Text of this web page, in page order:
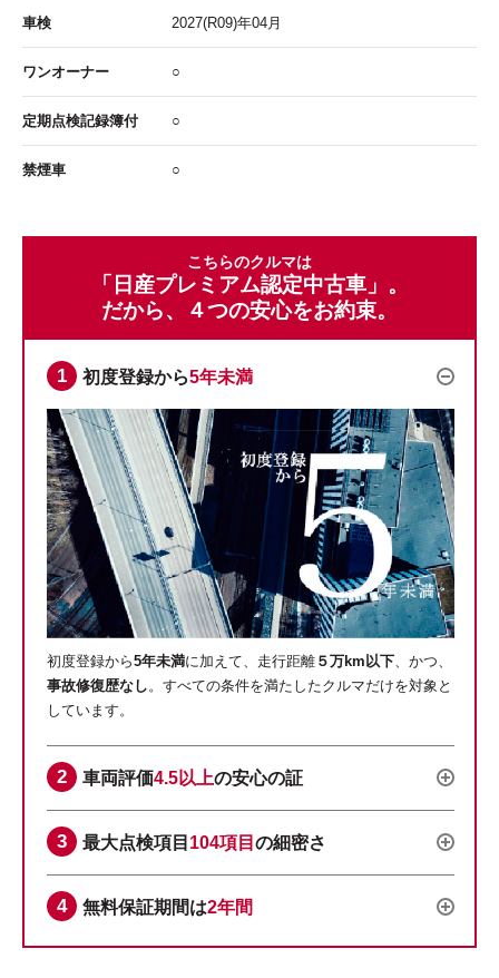
車検 2027(R09)年04 月
ワンオーナー ○
定期点検記録簿付 ○
禁煙車 ○
こちらのクルマは
「日産プレミアム認定中古車」。
だから、４つの安心をお約束。
初度登録から5年未満
初度登録から5年未満に加えて、走行距離 ５万km以下 、かつ、
事故修復歴なし 。すべての条件を満たしたクルマだけを対象と
しています。
車両評価4.5以上の安心の証
最大点検項目 104項目 の細密さ
無料保証期間は2年間